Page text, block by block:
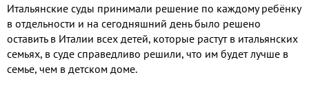
Итальянские суды принимали решение по каждому ребёнку
в отдельности и на сегодняшний день было решено
оставить в Италии всех детей, которые растут в итальянских
семьях, в суде справедливо решили, что им будет лучше в
семье, чем в детском доме.